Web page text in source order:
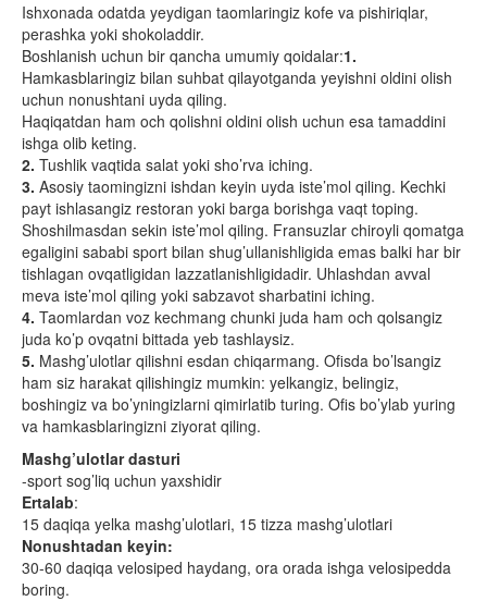
Ishxonada odatda yeydigan taomlaringiz kofe va pishiriqlar,
perashka yoki shokoladdir.
Boshlanish uchun bir qancha umumiy qoidalar:1.
Hamkasblaringiz bilan suhbat qilayotganda yeyishni oldini olish
uchun nonushtani uyda qiling.
Haqiqatdan ham och qolishni oldini olish uchun esa tamaddini
ishga olib keting.
2. Tushlik vaqtida salat yoki sho’rva iching.
3. Asosiy taomingizni ishdan keyin uyda iste’mol qiling. Kechki
payt ishlasangiz restoran yoki barga borishga vaqt toping.
Shoshilmasdan sekin iste’mol qiling. Fransuzlar chiroyli qomatga
egaligini sababi sport bilan shug’ullanishligida emas balki har bir
tishlagan ovqatligidan lazzatlanishligidadir. Uhlashdan avval
meva iste’mol qiling yoki sabzavot sharbatini iching.
4. Taomlardan voz kechmang chunki juda ham och qolsangiz
juda ko’p ovqatni bittada yeb tashlaysiz.
5. Mashg’ulotlar qilishni esdan chiqarmang. Ofisda bo’lsangiz
ham siz harakat qilishingiz mumkin: yelkangiz, belingiz,
boshingiz va bo’yningizlarni qimirlatib turing. Ofis bo’ylab yuring
va hamkasblaringizni ziyorat qiling.
Mashg’ulotlar dasturi
-sport sog’liq uchun yaxshidir
Ertalab:
15 daqiqa yelka mashg’ulotlari, 15 tizza mashg’ulotlari
Nonushtadan keyin:
30-60 daqiqa velosiped haydang, ora orada ishga velosipedda
boring.